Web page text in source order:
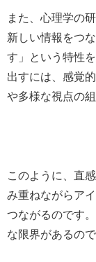
また、心理学の
新しい情報をつ
す」という特性
出すには、感覚
や多様な視点の
このように、直
み重ねながらア
つながるのです
な限界があるの